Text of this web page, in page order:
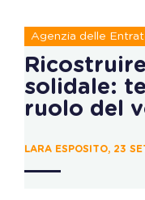
Agenzia delle
solidale:
ruolo del
LARA ESPOSITO, 23